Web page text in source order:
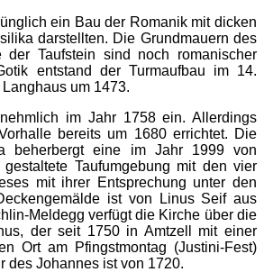
ein Bau der Romanik mit dicken
darstellten. Die Grundmauern des
der Taufstein sind noch romanischer
entstand der Turmaufbau im 14.
um 1473.
im Jahr 1758 ein. Allerdings
bereits um 1680 errichtet. Die
beherbergt eine im Jahr 1999 von
Taufumgebung mit den vier
mit ihrer Entsprechung unter den
ist von Linus Seif aus
Meldegg verfügt die Kirche über die
der seit 1750 in Amtzell mit einer
Ort am Pfingstmontag (Justini-Fest)
des Johannes ist von 1720.